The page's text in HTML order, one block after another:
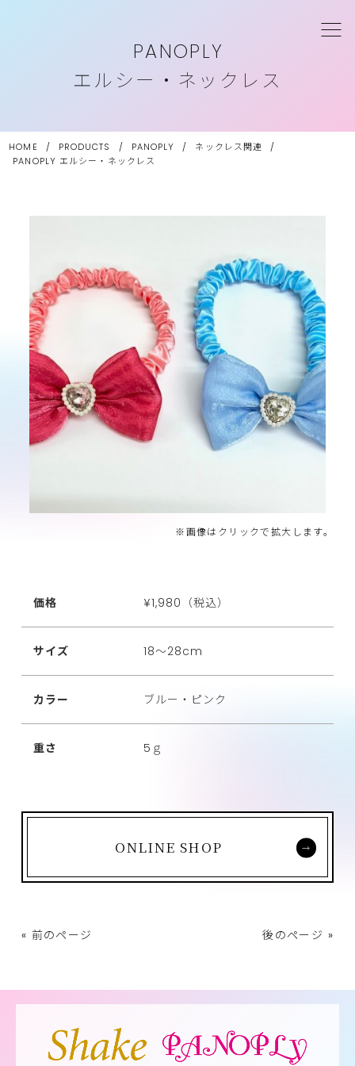
PANOPLY
エルシー・ネックレス
HOME / PRODUCTS / PANOPLY / ネックレス関連
/
PANOPLY エルシー・ネックレス
※画像はクリックで拡大します。
価格 ¥1,980（税込）
サイズ 18～28cm
カラー ブルー・ピンク
重さ 5ｇ
ONLINE SHOP
« 前のページ 後のページ »